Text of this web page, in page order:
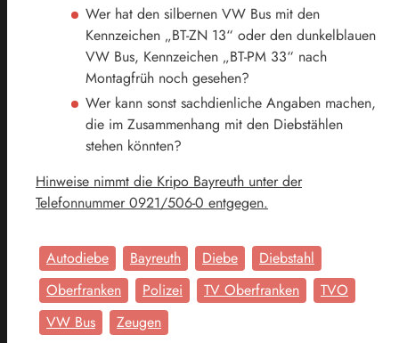
Wer hat den silbernen VW Bus mit den
Kennzeichen „BT-ZN 13“ oder den dunkelblauen
VW Bus, Kennzeichen „BT-PM 33“ nach
Montagfrüh noch gesehen?
Wer kann sonst sachdienliche Angaben machen,
die im Zusammenhang mit den Diebstählen
stehen könnten?
Hinweise nimmt die Kripo Bayreuth unter der
Telefonnummer 0921/506-0 entgegen.
Autodiebe Bayreuth Diebe
Diebstahl
Oberfranken
Polizei TV Oberfranken
TVO
VW Bus
Zeugen